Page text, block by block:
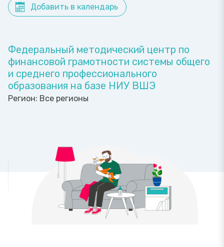
Добавить в календарь
Федеральный методический центр по
финансовой грамотности системы общего
и среднего профессионального
образования на базе НИУ ВШЭ
Регион: Все регионы